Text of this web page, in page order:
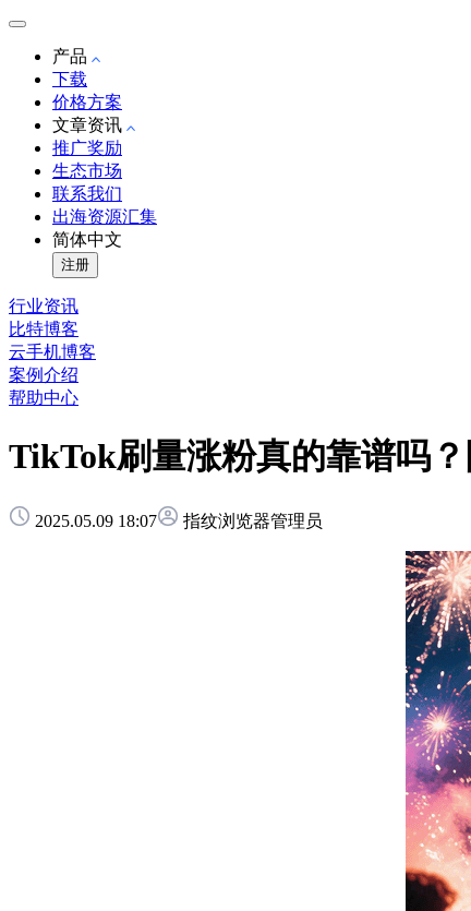
产品
下载
价格方案
文章资讯
推广奖励
生态市场
联系我们
出海资源汇集
简体中文
注册
行业资讯
比特博客
云手机博客
案例介绍
帮助中心
TikTok刷量涨粉真的靠谱吗
2025.05.09 18:07 指纹浏览器管理员